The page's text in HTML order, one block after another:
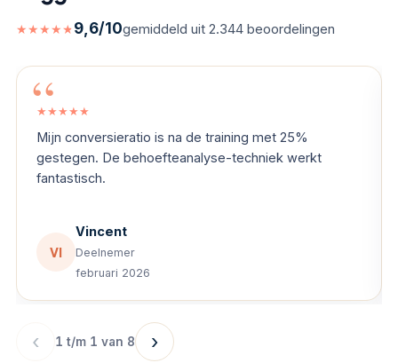
★★★★★9,6/10gemiddeld uit 2.344 beoordelingen
★★★★★
5 van de 5 sterren
Mijn conversieratio is na de training met 25%
gestegen. De behoefteanalyse-techniek werkt
fantastisch.
VI
Vincent
Deelnemer
februari 2026
‹ 1 t/m 1 van 8 ›